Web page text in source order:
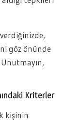
göz önünde
Kriterler
kişinin